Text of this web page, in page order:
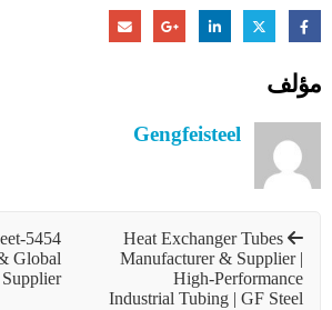
مؤلف
Gengfeisteel
Heat Exchanger Tubes
Manufacturer & Supplier |
High-Performance
Industrial Tubing | GF Steel
Global
Supplier